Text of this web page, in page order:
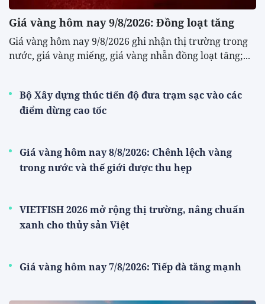
Giá vàng hôm nay 9/8/2026: Đồng loạt tăng
Giá vàng hôm nay 9/8/2026 ghi nhận thị trường trong
nước, giá vàng miếng, giá vàng nhẫn đồng loạt tăng;...
Bộ Xây dựng thúc tiến độ đưa trạm sạc vào các
điểm dừng cao tốc
Giá vàng hôm nay 8/8/2026: Chênh lệch vàng
trong nước và thế giới được thu hẹp
VIETFISH 2026 mở rộng thị trường, nâng chuẩn
xanh cho thủy sản Việt
Giá vàng hôm nay 7/8/2026: Tiếp đà tăng mạnh